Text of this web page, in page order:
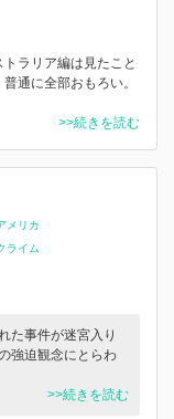
ラリア編は見たこと
通に全部おもろい。
>>続きを読む
メリカ
ライム
た事件が迷宮入り
強迫観念にとらわ
>>続きを読む